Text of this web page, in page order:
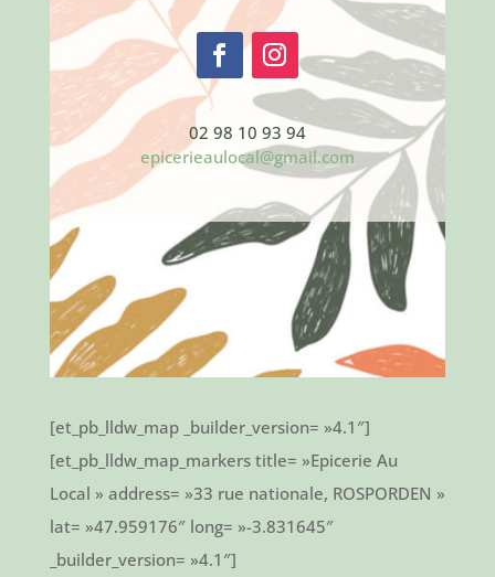
02 98 10 93 94
epicerieaulocal@gmail.com
[et_pb_lldw_map _builder_version= »4.1″]
[et_pb_lldw_map_markers title= »Epicerie Au
Local » address= »33 rue nationale, ROSPORDEN »
lat= »47.959176″ long= »-3.831645″
_builder_version= »4.1″]